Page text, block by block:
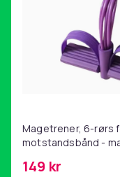
Artikkel nr.
3032c4b2-41e1-
Magetrener, 6-rørs
motstandsbånd -
hjemmegymnastikk
149 kr